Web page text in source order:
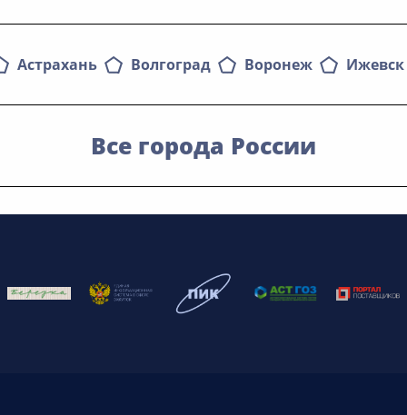
Астрахань Волгоград Воронеж Ижевск
Все города России